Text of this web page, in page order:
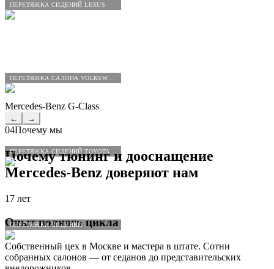
ПЕРЕТЯЖКА СИДЕНИЙ LEXUS
ПЕРЕТЯЖКА САЛОНА VOLKSWAGEN
ПЕРЕТЯЖКА СИДЕНИЙ TOYOTA
ПЕРЕТЯЖКА СИДЕНИЙ
Mercedes-Benz G-Class
← →
04Почему мы
Почему тюнинг и дооснащение
Mercedes-Benz доверяют нам
17 лет
Опыт полного цикла
Собственный цех в Москве и мастера в штате. Сотни
собранных салонов — от седанов до представительских